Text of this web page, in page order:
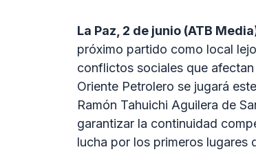
La Paz, 2 de junio (ATB
próximo partido como local
conflictos sociales que
Oriente Petrolero se jugará
Ramón Tahuichi Aguilera de
garantizar la continuidad
lucha por los primeros lugares